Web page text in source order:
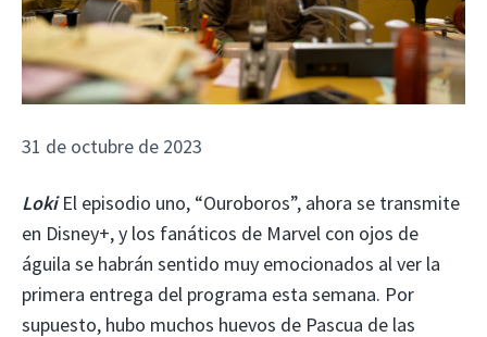
31 de octubre de 2023
LokiEl episodio uno, “Ouroboros”, ahora se transmite
en Disney+, y los fanáticos de Marvel con ojos de
águila se habrán sentido muy emocionados al ver la
primera entrega del programa esta semana. Por
supuesto, hubo muchos huevos de Pascua de las